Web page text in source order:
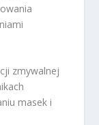
zmywalnej
masek i